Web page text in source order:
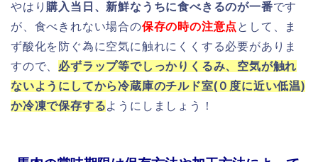
やはり 購入当日、新鮮なうちに食べきるのが一番です
が、食べきれない場合の保存の時の注意点 として、ま
ず酸化を防ぐ為に空気に触れにくくする必要がありま
すので、 必ずラップ等でしっかりくるみ、空気が触れ
ないようにしてから冷蔵庫のチルド室(０度に近い低温)
か冷凍で保存するようにしましょう！